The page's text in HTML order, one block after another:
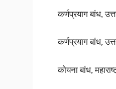
कर्णप्रयाग बांध,
कर्णप्रयाग बांध,
कोयना बांध,